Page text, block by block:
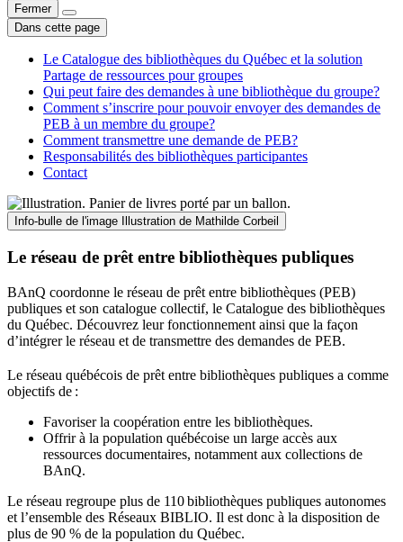
Fermer
Dans cette page
Le Catalogue des bibliothèques du Québec et la solution
Partage de ressources pour groupes
Qui peut faire des demandes à une bibliothèque du groupe?
Comment s’inscrire pour pouvoir envoyer des demandes de
PEB à un membre du groupe?
Comment transmettre une demande de PEB?
Responsabilités des bibliothèques participantes
Contact
Info-bulle de l'image Illustration de Mathilde Corbeil
Le réseau de prêt entre bibliothèques publiques
BAnQ coordonne le réseau de prêt entre bibliothèques (PEB)
publiques et son catalogue collectif, le Catalogue des bibliothèques
du Québec. Découvrez leur fonctionnement ainsi que la façon
d’intégrer le réseau et de transmettre des demandes de PEB.
Le réseau québécois de prêt entre bibliothèques publiques a comme
objectifs de :
Favoriser la coopération entre les bibliothèques.
Offrir à la population québécoise un large accès aux
ressources documentaires, notamment aux collections de
BAnQ.
Le réseau regroupe plus de 110bibliothèques publiques autonomes
et l’ensemble des Réseaux BIBLIO. Il est donc à la disposition de
plus de 90 % de la population du Québec.